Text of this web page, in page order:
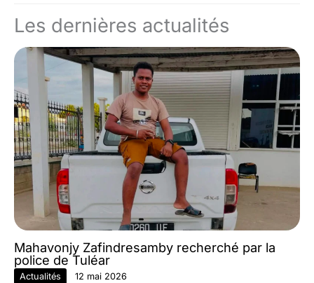
Les dernières actualités
Mahavonjy Zafindresamby recherché par la
police de Tuléar
Actualités 12 mai 2026